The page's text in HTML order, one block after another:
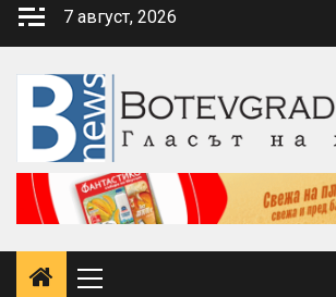
Skip
7 август, 2026
Primary